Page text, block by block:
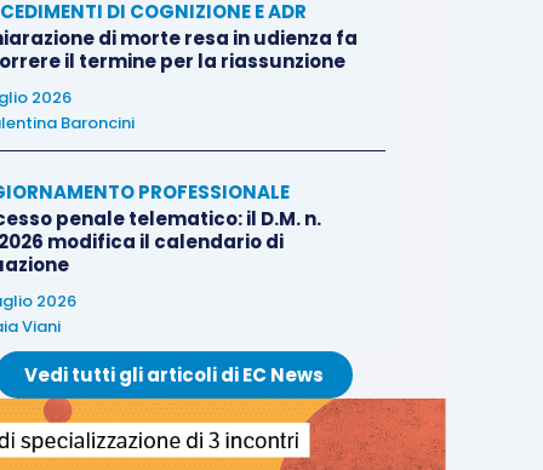
DI COGNIZIONE E ADR
di morte resa in udienza fa
il termine per la riassunzione
2026
Baroncini
PROFESSIONALE
penale telematico: il D.M. n.
modifica il calendario di
2026
Viani
Vedi tutti gli articoli di EC News